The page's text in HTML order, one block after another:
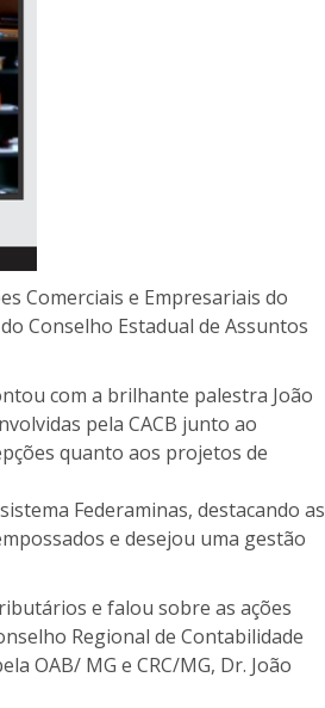
Comerciais e Empresariais do
Conselho Estadual de Assuntos
com a brilhante palestra João
pela CACB junto ao
quanto aos projetos de
Federaminas, destacando as
e desejou uma gestão
e falou sobre as ações
Regional de Contabilidade
OAB/ MG e CRC/MG, Dr. João